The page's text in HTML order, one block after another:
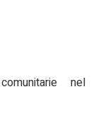
nel